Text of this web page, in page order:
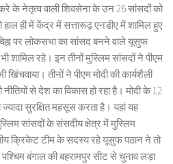
के नेतृत्व वाली शिवसेना के उन 26 सांसदों को
ही में केंद्र में सत्तारूढ़ एनडीए में शामिल हुए
पर लोकसभा का सांसद बनने वाले यूसुफ
शामिल रहे। इन तीनों मुस्लिम सांसदों ने पीएम
तीनों ने पीएम मोदी की कार्यशैली
से देश का विकास हो रहा है। मोदी के 12
सुरक्षित महसूस करता है। यहां यह
सांसदों के संसदीय क्षेत्र में मुस्लिम
क्रिकेट टीम के सदस्य रहे यूसुफ पठान ने तो
बंगाल की बहरामपुर सीट से चुनाव लड़ा